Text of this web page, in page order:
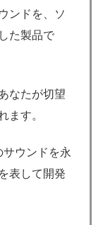
ンドを、ソ
た製品で
なたが切望
ます。
ウンドを永
表して開発